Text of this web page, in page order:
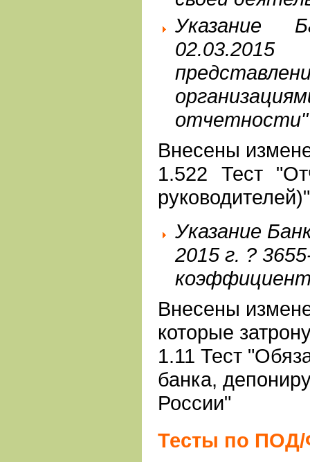
Указание
отчетности"
Внесены
1.522 Тест
руководителей)"
Указание
2015 г. ?
Внесены
которые
1.11 Тест
банка,
России"
Тесты по